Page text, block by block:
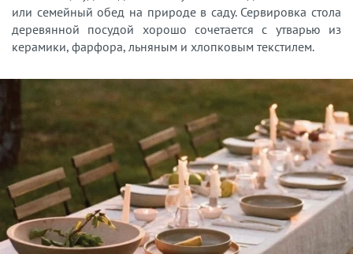
или семейный обед на природе в саду. Сервировка стола
деревянной посудой хорошо сочетается с утварью из
керамики, фарфора, льняным и хлопковым текстилем.